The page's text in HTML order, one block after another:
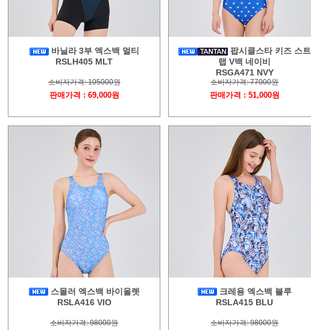
바닐라 3부 엑스백 멀티
RSLH405 MLT
소비자가격: 105000원
판매가격 : 69,000원
팝시클스타 키즈 스트
랩 V백 네이비
RSGA471 NVY
소비자가격: 77000원
판매가격 : 51,000원
스몰러 엑스백 바이올렛
RSLA416 VIO
소비자가격: 98000원
크레용 엑스백 블루
RSLA415 BLU
소비자가격: 98000원